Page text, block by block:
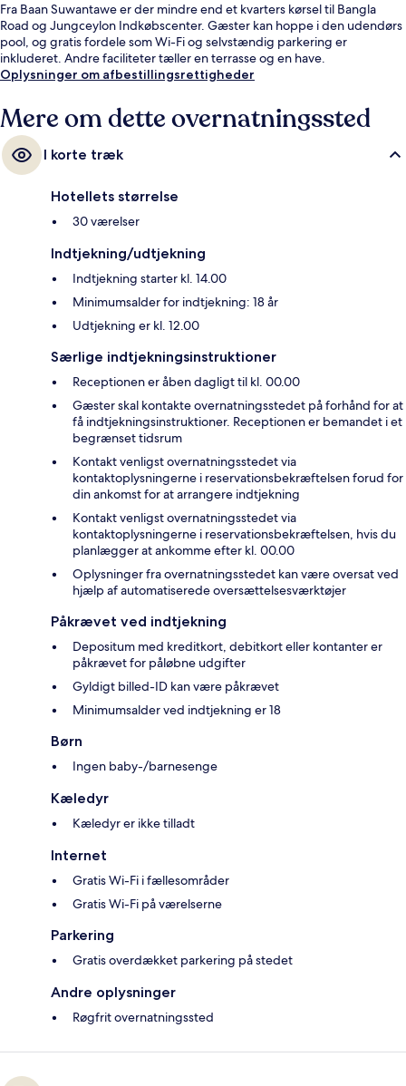
Fra Baan Suwantawe er der mindre end et kvarters kørsel til Bangla
Road og Jungceylon Indkøbscenter. Gæster kan hoppe i den udendørs
pool, og gratis fordele som Wi-Fi og selvstændig parkering er
inkluderet. Andre faciliteter tæller en terrasse og en have.
Oplysninger om afbestillingsrettigheder
Mere om dette overnatningssted
I korte træk
Hotellets størrelse
30 værelser
Indtjekning/udtjekning
Indtjekning starter kl. 14.00
Minimumsalder for indtjekning: 18 år
Udtjekning er kl. 12.00
Særlige indtjekningsinstruktioner
Receptionen er åben dagligt til kl. 00.00
Gæster skal kontakte overnatningsstedet på forhånd for at
få indtjekningsinstruktioner. Receptionen er bemandet i et
begrænset tidsrum
Kontakt venligst overnatningsstedet via
kontaktoplysningerne i reservationsbekræftelsen forud for
din ankomst for at arrangere indtjekning
Kontakt venligst overnatningsstedet via
kontaktoplysningerne i reservationsbekræftelsen, hvis du
planlægger at ankomme efter kl. 00.00
Oplysninger fra overnatningsstedet kan være oversat ved
hjælp af automatiserede oversættelsesværktøjer
Påkrævet ved indtjekning
Depositum med kreditkort, debitkort eller kontanter er
påkrævet for påløbne udgifter
Gyldigt billed-ID kan være påkrævet
Minimumsalder ved indtjekning er 18
Børn
Ingen baby-/barnesenge
Kæledyr
Kæledyr er ikke tilladt
Internet
Gratis Wi-Fi i fællesområder
Gratis Wi-Fi på værelserne
Parkering
Gratis overdækket parkering på stedet
Andre oplysninger
Røgfrit overnatningssted